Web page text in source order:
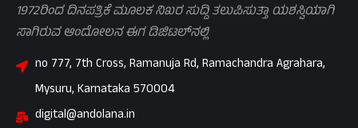
1972ರಿಂದ ದಿನಪತ್ರಿಕೆ ಮೂಲಕ ನಿಖರ ಸುದ್ದಿ ತಲುಪಿಸುತ್ತಾ ಯಶಸ್ವಿಯಾಗಿ
ಸಾಗಿರುವ ಆಂದೋಲನ ಈಗ ಡಿಜಿಟಲ್‌ನಲ್ಲಿ
no 777, 7th Cross, Ramanuja Rd, Ramachandra Agrahara,
Mysuru, Karnataka 570004
digital@andolana.in